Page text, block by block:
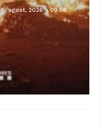
6, agost, 2026 - 09:58